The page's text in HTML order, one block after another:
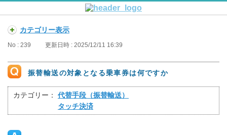
カテゴリー表示
No : 239 更新日時 : 2025/12/11 16:39
振替輸送の対象となる乗車券は何ですか
カテゴリー：
代替手段（振替輸送）
タッチ決済